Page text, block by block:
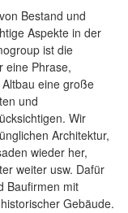
Bestand und
Aspekte in der
ist die
eine Phrase,
eine große
und
Wir
Architektur,
wieder her,
weiter usw. Dafür
Baufirmen mit
Gebäude.